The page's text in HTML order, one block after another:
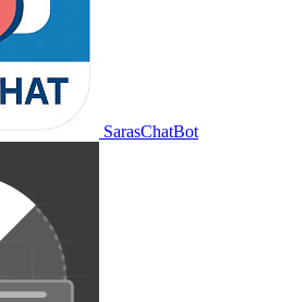
SarasChatBot